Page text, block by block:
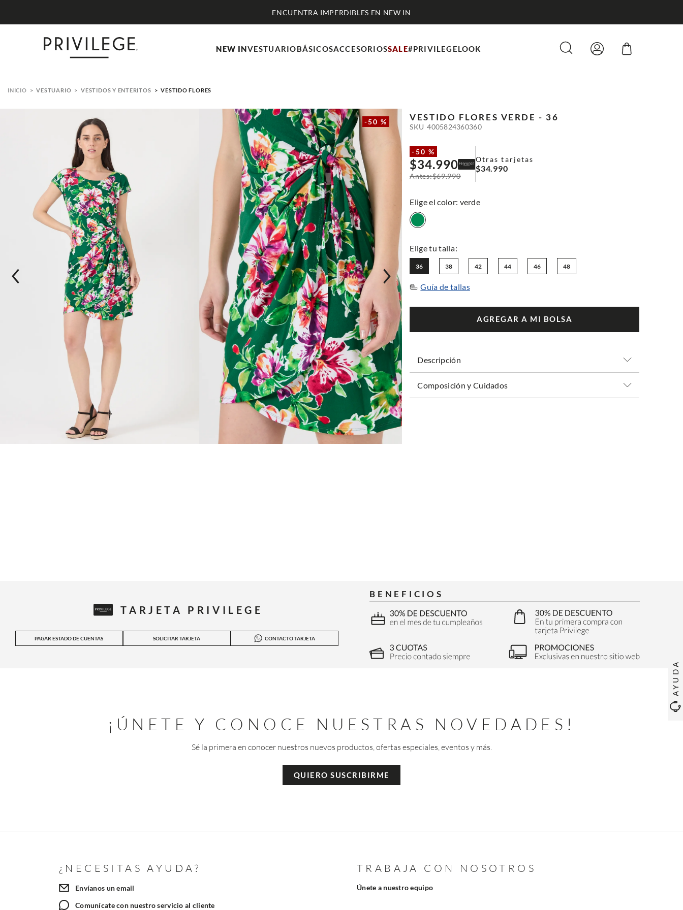
AYUDA
ENCUENTRA IMPERDIBLES EN NEW IN
NEW INVESTUARIOBÁSICOSACCESORIOSSALE#PRIVILEGELOOK
VESTUARIO VESTIDOS Y ENTERITOS VESTIDO FLORES
-50 % VESTIDO FLORES VERDE - 36
SKU 4005824360360
-50 %
$34.990
$69.990
Otras tarjetas
$34.990
: verde
36 38 42 44 46 48
Guía de tallas
AGREGAR A MI BOLSA
Descripción
Composición y Cuidados
TARJETA PRIVILEGE
PAGAR ESTADO DE CUENTAS SOLICITAR TARJETA CONTACTO TARJETA
BENEFICIOS
¡ÚNETE Y CONOCE NUESTRAS NOVEDADES!
Sé la primera en conocer nuestros nuevos productos, ofertas especiales, eventos y más.
QUIERO SUSCRIBIRME
¿NECESITAS AYUDA?
Envíanos un email
Comunícate con nuestro servicio al cliente
TRABAJA CON NOSOTROS
Únete a nuestro equipo